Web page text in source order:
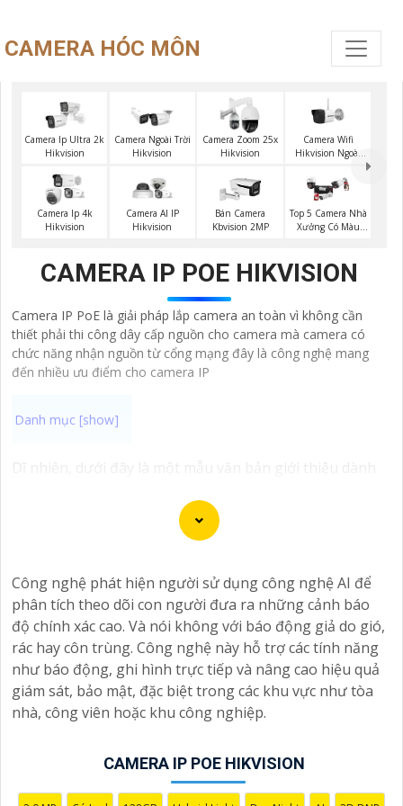
CAMERA HÓC MÔN
Camera Ip Ultra 2k
Hikvision
Camera Ngoài Trời
Hikvision
Camera Zoom 25x
Hikvision
Camera Wifi
Hikvision Ngoài
Camera Ip 4k
Hikvision
Camera AI IP
Hikvision
Bán Camera
Kbvision 2MP
Top 5 Camera Nhà
Xưởng Có Màu
CAMERA IP POE HIKVISION
Camera IP PoE là giải pháp lắp camera an toàn vì không cần
thiết phải thi công dây cấp nguồn cho camera mà camera có
chức năng nhận nguồn từ cổng mạng đây là công nghệ mang
đến nhiều ưu điểm cho camera IP
Dĩ nhiên, dưới đây là một mẫu văn bản giới thiệu dành
Chúng tôi xin trân trọng giới thiệu đến quý vị dịch vụ
lắp đặt camera Hikvision giá rẻ và chuyên nghiệp cho
dự án của quý vị.
Với kinh nghiệm lâu năm trong lĩnh vực lắp đặt camera
an ninh, đội ngũ kỹ thuật viên của chúng tôi cam kết sẽ
mang đến cho quý vị những giải pháp an ninh hiệu quả,
đáng tin cậy và tiết kiệm chi phí.
Camera của Hikvision được biết đến là một trong
ninh video. Với các tính năng và công nghệ tiên tiến,
camera Hikvision không chỉchắc chắnchất lượng hình
Công nghệ phát hiện người sử dụng công nghệ AI để
phân tích theo dõi con người đưa ra những cảnh báo
độ chính xác cao. Và nói không với báo động giả do gió,
rác hay côn trùng. Công nghệ này hỗ trợ các tính năng
như báo động, ghi hình trực tiếp và nâng cao hiệu quả
giám sát, bảo mật, đặc biệt trong các khu vực như tòa
nhà, công viên hoặc khu công nghiệp.
CAMERA IP POE HIKVISION